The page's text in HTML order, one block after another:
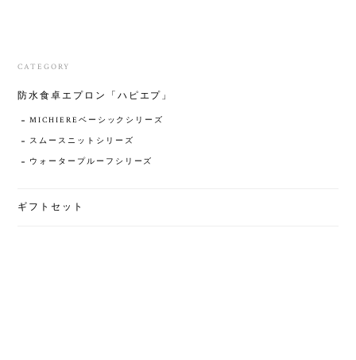
CATEGORY
防水食卓エプロン「ハピエプ」
MICHIEREベーシックシリーズ
スムースニットシリーズ
ウォータープルーフシリーズ
ギフトセット